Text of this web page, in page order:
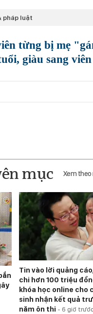
pháp luật
từng bị mẹ
giàu sang
mục Xem theo
Tin vào lời quảng
chi hơn 100 triệu
khóa học online cho
sinh nhận kết quả
năm ôn thi - 6 giờ trước